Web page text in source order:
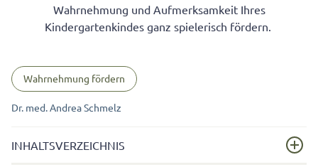
Wahrnehmung und Aufmerksamkeit Ihres
Kindergartenkindes ganz spielerisch fördern.
Wahrnehmung fördern
Dr. med. Andrea Schmelz
INHALTSVERZEICHNIS